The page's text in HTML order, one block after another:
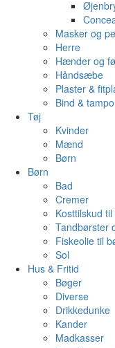
Masker og
Herre
Hænder og
Håndsæbe
Plaster &
Bind &
Tøj
Kvinder
Mænd
Børn
Børn
Bad
Cremer
Kosttilskud
Tandbørster
Fiskeolie til
Sol
Hus & Fritid
Bøger
Diverse
Drikkedunke
Kander
Madkasser